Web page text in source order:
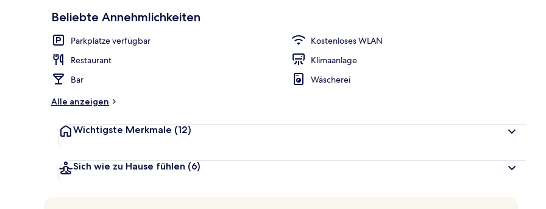
Beliebte Annehmlichkeiten
Parkplätze verfügbar
Kostenloses WLAN
Restaurant
Klimaanlage
Bar
Wäscherei
Alle anzeigen
Wichtigste Merkmale (12)
Sich wie zu Hause fühlen (6)